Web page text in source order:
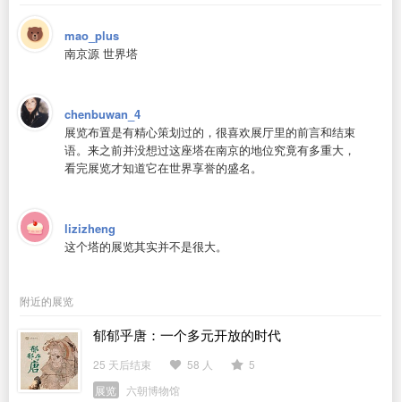
mao_plus
南京源 世界塔
chenbuwan_4
展览布置是有精心策划过的，很喜欢展厅里的前言和结束
语。来之前并没想过这座塔在南京的地位究竟有多重大，
看完展览才知道它在世界享誉的盛名。
lizizheng
这个塔的展览其实并不是很大。
附近的展览
郁郁乎唐：一个多元开放的时代
25 天后结束 58 人
5
展览
六朝博物馆